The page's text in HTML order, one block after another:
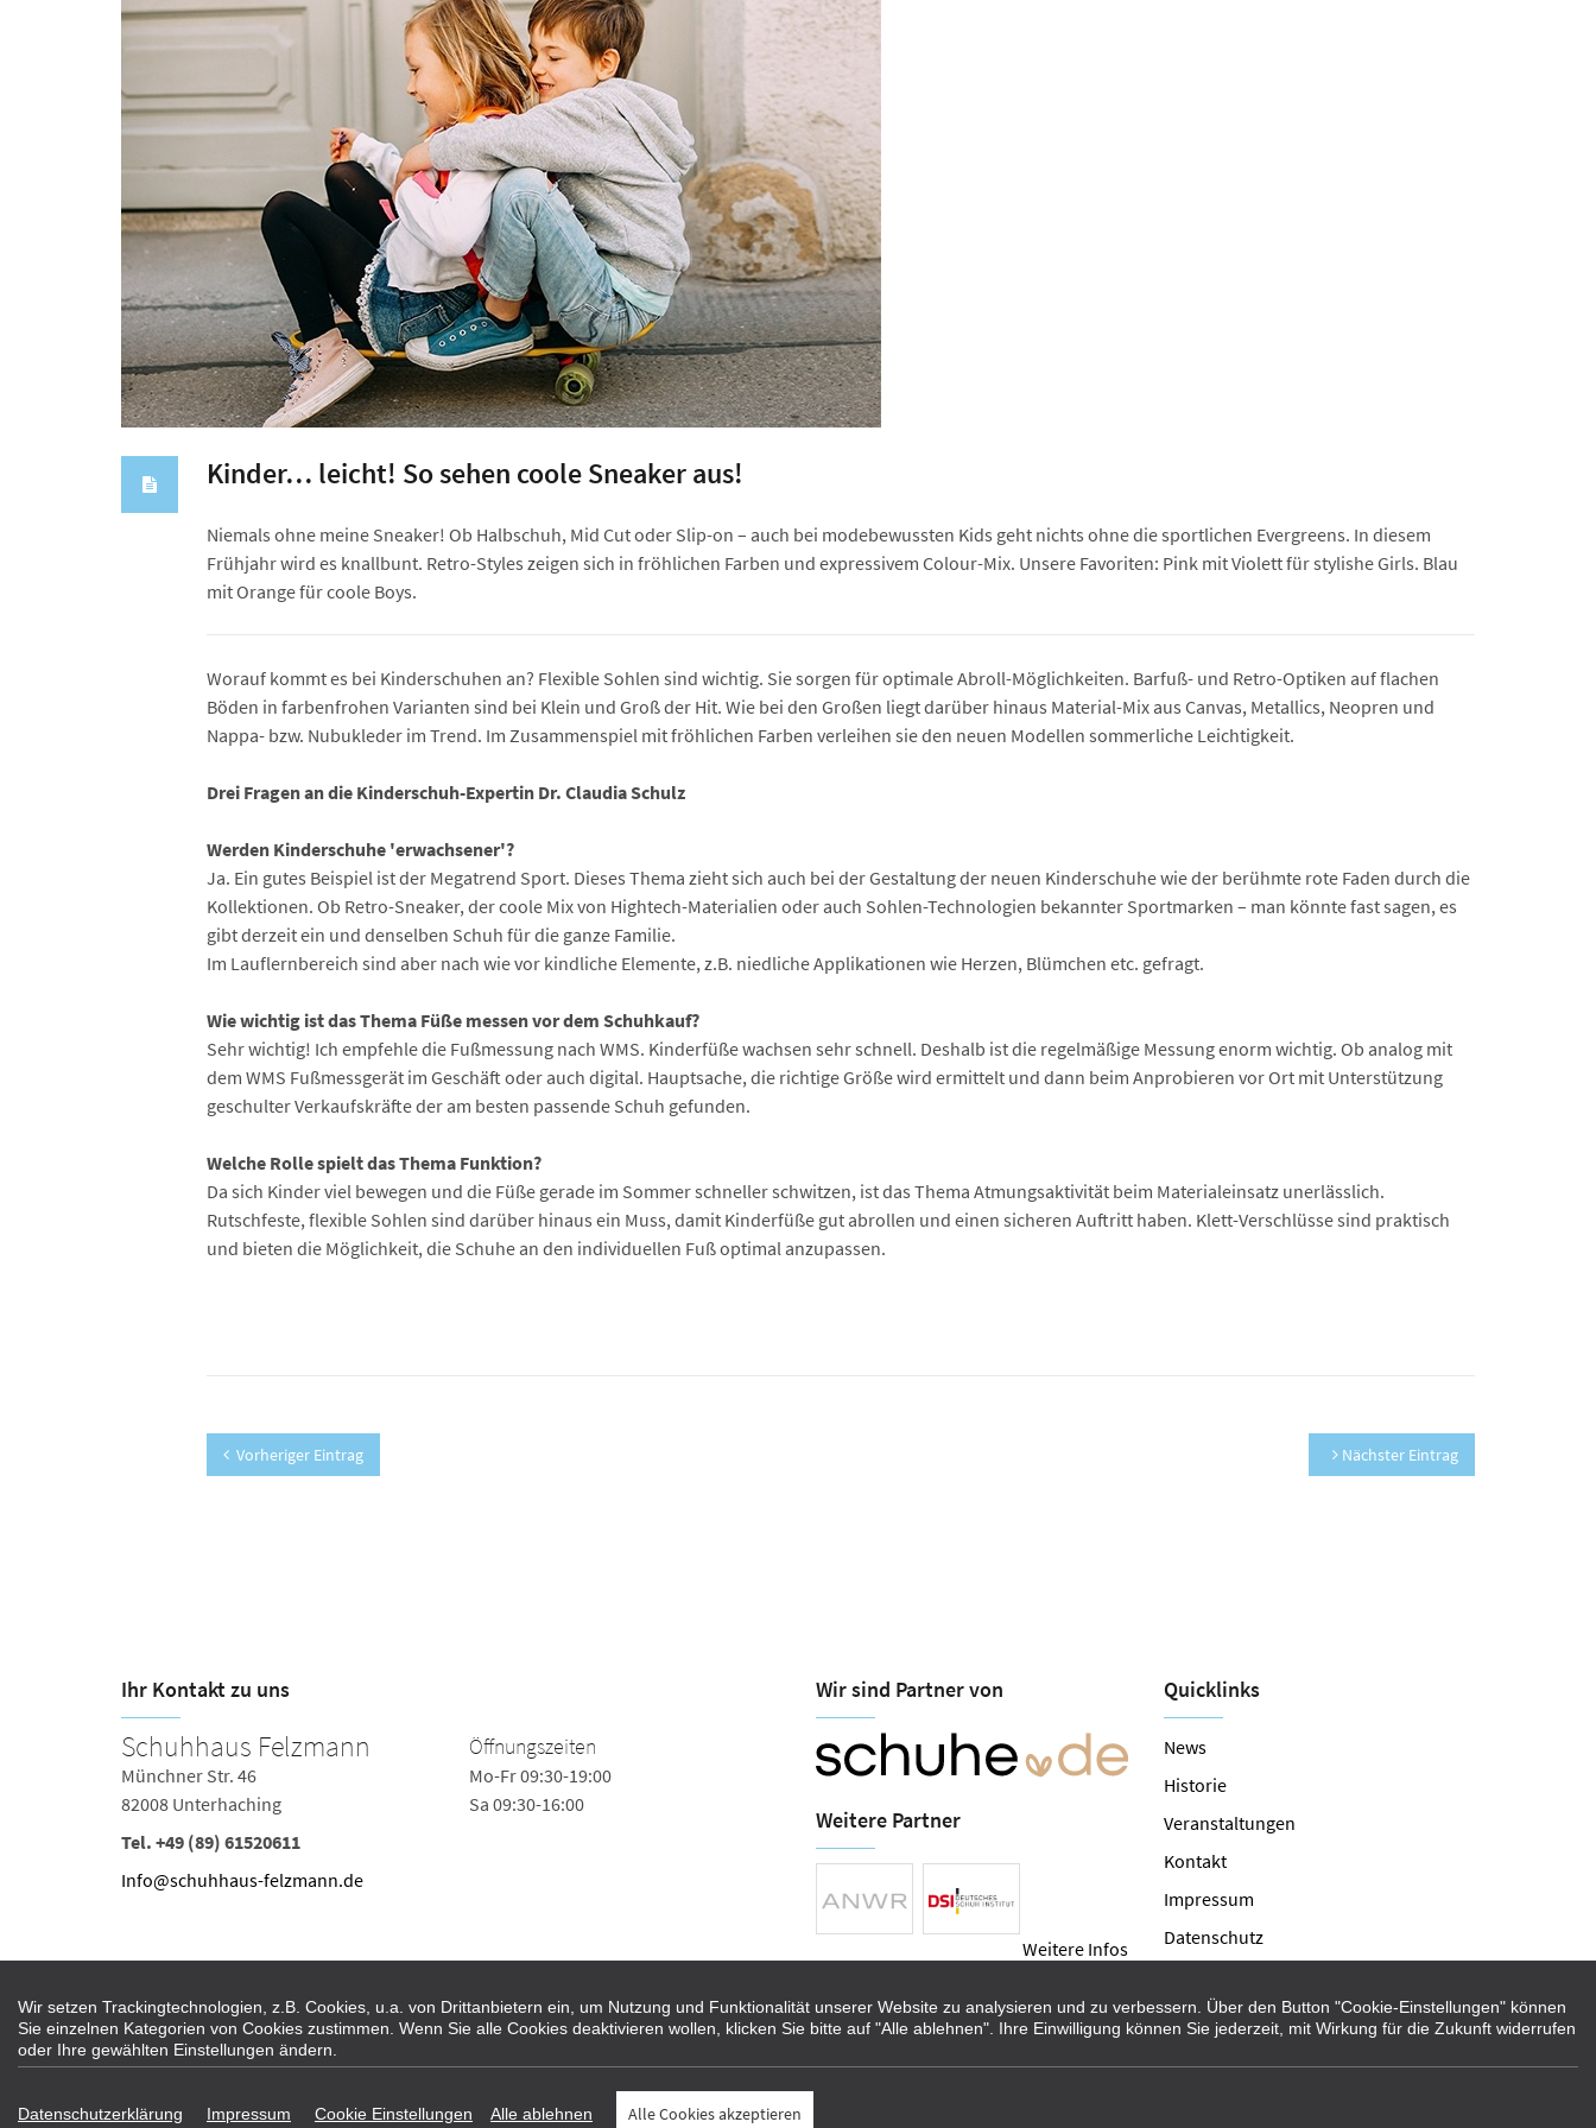
Kinder… leicht! So sehen coole Sneaker aus!
Niemals ohne meine Sneaker! Ob Halbschuh, Mid Cut oder Slip-on – auch bei modebewussten Kids geht nichts ohne die sportlichen Evergreens. In diesem
Frühjahr wird es knallbunt. Retro-Styles zeigen sich in fröhlichen Farben und expressivem Colour-Mix. Unsere Favoriten: Pink mit Violett für stylishe Girls. Blau
mit Orange für coole Boys.
Worauf kommt es bei Kinderschuhen an? Flexible Sohlen sind wichtig. Sie sorgen für optimale Abroll-Möglichkeiten. Barfuß- und Retro-Optiken auf flachen
Böden in farbenfrohen Varianten sind bei Klein und Groß der Hit. Wie bei den Großen liegt darüber hinaus Material-Mix aus Canvas, Metallics, Neopren und
Nappa- bzw. Nubukleder im Trend. Im Zusammenspiel mit fröhlichen Farben verleihen sie den neuen Modellen sommerliche Leichtigkeit.
Drei Fragen an die Kinderschuh-Expertin Dr. Claudia Schulz
Werden Kinderschuhe 'erwachsener'?
Ja. Ein gutes Beispiel ist der Megatrend Sport. Dieses Thema zieht sich auch bei der Gestaltung der neuen Kinderschuhe wie der berühmte rote Faden durch die
Kollektionen. Ob Retro-Sneaker, der coole Mix von Hightech-Materialien oder auch Sohlen-Technologien bekannter Sportmarken – man könnte fast sagen, es
gibt derzeit ein und denselben Schuh für die ganze Familie.
Im Lauflernbereich sind aber nach wie vor kindliche Elemente, z.B. niedliche Applikationen wie Herzen, Blümchen etc. gefragt.
Wie wichtig ist das Thema Füße messen vor dem Schuhkauf?
Sehr wichtig! Ich empfehle die Fußmessung nach WMS. Kinderfüße wachsen sehr schnell. Deshalb ist die regelmäßige Messung enorm wichtig. Ob analog mit
dem WMS Fußmessgerät im Geschäft oder auch digital. Hauptsache, die richtige Größe wird ermittelt und dann beim Anprobieren vor Ort mit Unterstützung
geschulter Verkaufskräfte der am besten passende Schuh gefunden.
Welche Rolle spielt das Thema Funktion?
Da sich Kinder viel bewegen und die Füße gerade im Sommer schneller schwitzen, ist das Thema Atmungsaktivität beim Materialeinsatz unerlässlich.
Rutschfeste, flexible Sohlen sind darüber hinaus ein Muss, damit Kinderfüße gut abrollen und einen sicheren Auftritt haben. Klett-Verschlüsse sind praktisch
und bieten die Möglichkeit, die Schuhe an den individuellen Fuß optimal anzupassen.
Vorheriger Eintrag Nächster Eintrag
Ihr Kontakt zu uns
Schuhhaus Felzmann
Münchner Str. 46
82008 Unterhaching
Tel. +49 (89) 61520611
Info@schuhhaus-felzmann.de
Öffnungszeiten
Mo-Fr 09:30-19:00
Sa 09:30-16:00
Wir sind Partner von
Weitere Partner
Weitere Infos
Sie finden uns auch auf
Quicklinks
News
Historie
Veranstaltungen
Kontakt
Impressum
Datenschutz
Wir setzen Trackingtechnologien, z.B. Cookies, u.a. von Drittanbietern ein, um Nutzung und Funktionalität unserer Website zu analysieren und zu verbessern. Über den Button "Cookie-Einstellungen" können
Sie einzelnen Kategorien von Cookies zustimmen. Wenn Sie alle Cookies deaktivieren wollen, klicken Sie bitte auf "Alle ablehnen". Ihre Einwilligung können Sie jederzeit, mit Wirkung für die Zukunft widerrufen
oder Ihre gewählten Einstellungen ändern.
Datenschutzerklärung Impressum Cookie Einstellungen Alle ablehnen Alle Cookies akzeptieren